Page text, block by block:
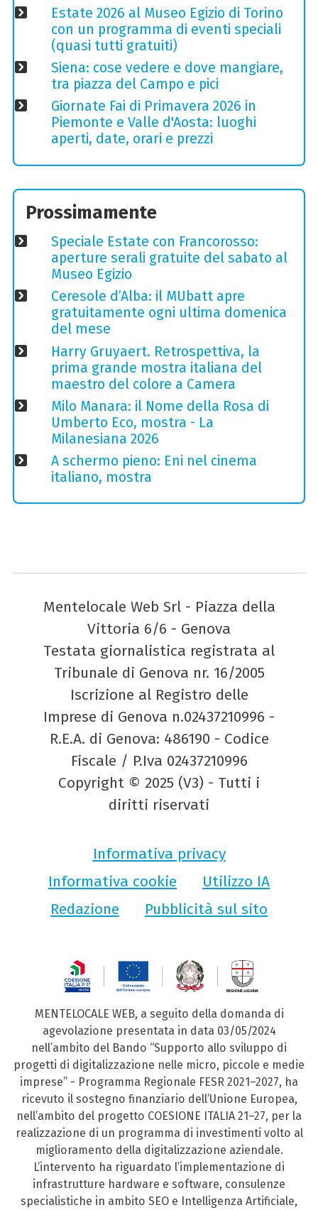
Estate 2026 al Museo Egizio di Torino
con un programma di eventi speciali
(quasi tutti gratuiti)
Siena: cose vedere e dove mangiare,
tra piazza del Campo e pici
Giornate Fai di Primavera 2026 in
Piemonte e Valle d'Aosta: luoghi
aperti, date, orari e prezzi
Prossimamente
Speciale Estate con Francorosso:
aperture serali gratuite del sabato al
Museo Egizio
Ceresole d’Alba: il MUbatt apre
gratuitamente ogni ultima domenica
del mese
Harry Gruyaert. Retrospettiva, la
prima grande mostra italiana del
maestro del colore a Camera
Milo Manara: il Nome della Rosa di
Umberto Eco, mostra - La
Milanesiana 2026
A schermo pieno: Eni nel cinema
italiano, mostra
Mentelocale Web Srl - Piazza della
Vittoria 6/6 - Genova
Testata giornalistica registrata al
Tribunale di Genova nr. 16/2005
Iscrizione al Registro delle
Imprese di Genova n.02437210996 -
R.E.A. di Genova: 486190 - Codice
Fiscale / P.Iva 02437210996
Copyright © 2025 (V3) - Tutti i
diritti riservati
Informativa privacy
Informativa cookie
Utilizzo IA
Redazione
Pubblicità sul sito
MENTELOCALE WEB, a seguito della domanda di
agevolazione presentata in data 03/05/2024
nell’ambito del Bando “Supporto allo sviluppo di
progetti di digitalizzazione nelle micro, piccole e medie
imprese” - Programma Regionale FESR 2021–2027, ha
ricevuto il sostegno finanziario dell’Unione Europea,
nell’ambito del progetto COESIONE ITALIA 21–27, per la
realizzazione di un programma di investimenti volto al
miglioramento della digitalizzazione aziendale.
L’intervento ha riguardato l’implementazione di
infrastrutture hardware e software, consulenze
specialistiche in ambito SEO e Intelligenza Artificiale,